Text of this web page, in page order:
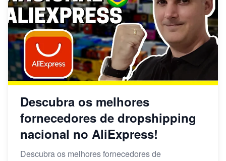
Descubra os melhores
fornecedores de dropshipping
nacional no AliExpress!
Descubra os melhores fornecedores de